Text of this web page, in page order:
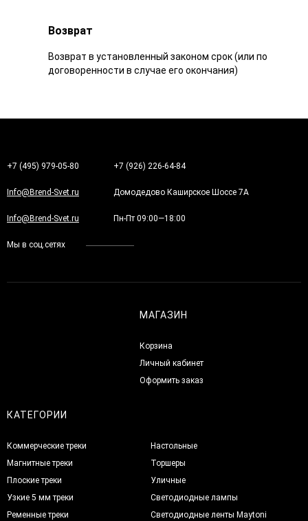
Возврат
Возврат в установленный законом срок (или по
договоренности в случае его окончания)
+7 (495) 979-05-80 +7 (926) 226-64-84
Info@Brend-Svet.ru Домодедово Каширское Шоссе 7А
Info@Brend-Svet.ru Пн-Пт 09:00—18:00
Мы в соц.сетях
МАГАЗИН
Корзина
Личный кабинет
Оформить заказ
КАТЕГОРИИ
Коммерческие треки
Магнитные треки
Плоские треки
Узкие 5 мм треки
Ременные треки
Настольные
Торшеры
Уличные
Светодиодные лампы
Светодиодные ленты Maytoni